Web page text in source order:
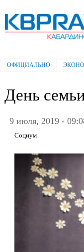
Электронная газета
Балкарская правда"
Главное меню
ОФИЦИАЛЬНО
День
9 июля, 2019 -
Социум